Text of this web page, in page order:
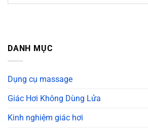
DANH MỤC
Dụng cụ massage
Giác Hơi Không Dùng Lửa
Kinh nghiệm giác hơi